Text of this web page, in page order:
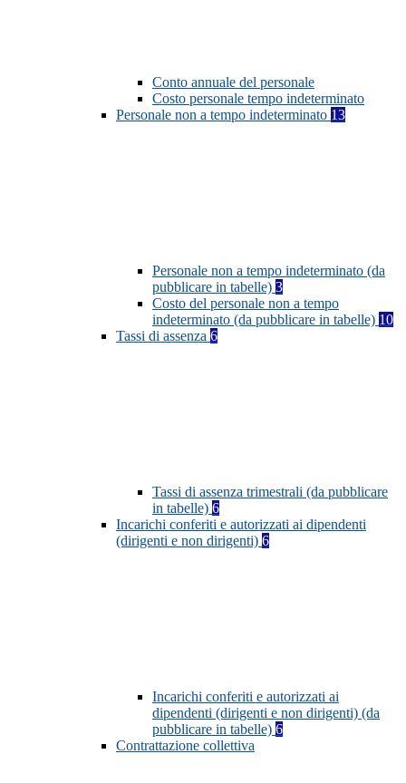
Conto annuale del personale
Costo personale tempo indeterminato
Personale non a tempo indeterminato 13
Personale non a tempo indeterminato (da
pubblicare in tabelle) 3
Costo del personale non a tempo
indeterminato (da pubblicare in tabelle) 10
Tassi di assenza 6
Tassi di assenza trimestrali (da pubblicare
in tabelle) 6
Incarichi conferiti e autorizzati ai dipendenti
(dirigenti e non dirigenti) 6
Incarichi conferiti e autorizzati ai
dipendenti (dirigenti e non dirigenti) (da
pubblicare in tabelle) 6
Contrattazione collettiva